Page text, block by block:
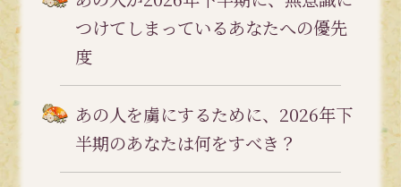
つけてしまっているあなたへの優先
度
あの人を虜にするために、2026年下
半期のあなたは何をすべき？